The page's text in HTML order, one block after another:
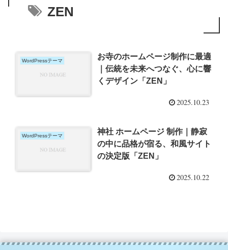
ZEN
WordPressテーマ
お寺のホームページ制作に最適
｜伝統を未来へつなぐ、心に響
くデザイン「ZEN」
2025.10.23
WordPressテーマ
神社 ホームページ 制作｜静寂
の中に品格が宿る、和風サイト
の決定版「ZEN」
2025.10.22